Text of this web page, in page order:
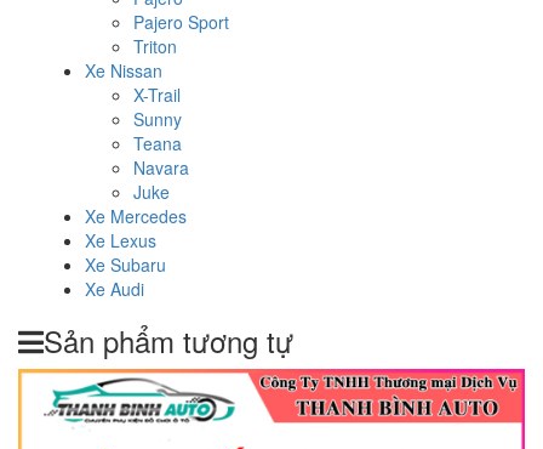
Pajero Sport
Triton
Xe Nissan
X-Trail
Sunny
Teana
Navara
Juke
Xe Mercedes
Xe Lexus
Xe Subaru
Xe Audi
Sản phẩm tương tự